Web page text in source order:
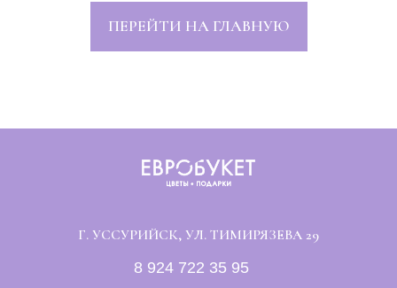
ПЕРЕЙТИ НА ГЛАВНУЮ
8 924 722 35 95
Г. УССУРИЙСК, УЛ. ТИМИРЯЗЕВА 29